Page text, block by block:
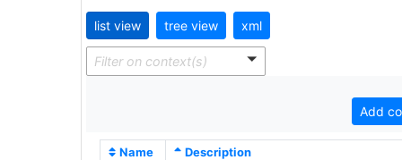
list view tree view xml
Filter on context(s)
Add
Name
Description